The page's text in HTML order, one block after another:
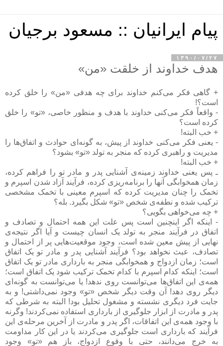
پیام ایرانیان :: مسعود برجیان
۱۳۹۰/۰۷/۲۷
هدف خداوند از خلقت «من»
+ گاهی فکر می‌کنم خداوند برای چه هدفی «من» را خلق کرده
است؟!
- واقعاً فکر می‌کنی خداوند با هدف و منظور خاصی، «تو» را خلق
کرده است؟
+ خب البته!
- یعنی فکر می‌کنی خداوند از پیش، به گونه‌ای حوادث و اتفاق‌ها را
مدیریت و راهبری کرده که منجر به تولد «تو» بشود؟
+ خب البته!
ـ پس یعنی خداوند زمینه‌ی آشنایی پدر و مادر تو را فراهم کرده،
زمان همخوابگی آنها را برنامه‌ریزی کرده، فرآیند آزاد شدن اسپرم و
تخمک را چنان مدیریت کرده که اسپرم معینی با تخمک مشخصی
ترکیب شده و نطفه‌ی شخص «تو» شکل بگیرد. بله؟
+ چه می‌خواهی بگویی؟
- اینکه اگر اینچنین است پس علت این همه احتمال و تصادف و
اتفاق در فرآیند منجر به تولد یک انسان چیست و آیا اگر نتیجه‌ی
نهایی از پیش معین شده است، وجود موقعیت‌هایی پر از احتمال و
تصادف، عبث نخواهد بود؟ فرآیند آشنایی پدر و مادر تو یک اتفاق
است؛ زمان ازدواج و همخوابگی منجر به بارداری مادر تو یک اتفاق
است؛ اینکه کدام اسپرم با کدام تخمک ترکیب شود یک اتفاق است؛
همه‌ی این اتفاق‌ها می‌توانست روی ندهد! یا می‌توانست به گونه‌ای
دیگر روی دهد! آن وقت دیگر شخص «تو» وجود نمی‌داشتی! و به
جایت فرد دیگری نشسته و مشغول تحلیل بود! البته به شرطی که
پدر و مادرت از ابزار جلوگیری از بارداری استفاده نمی‌کردند! وگرنه
با وجود همه‌ی این اتفاقات، اگر پدر و مادرت از آخرین مرحله‌ی این
فرآیند که بارداری است جلوگیری می‌کردند یا در این کار مداومت
به خرج می‌دانند، حتی با وقوع ازدواج، باز هم «تو» وجود